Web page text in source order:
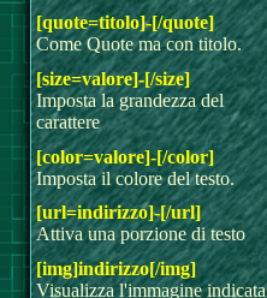
[quote=titolo]-[/quote]
Come Quote ma con titolo.
[size=valore]-[/size]
Imposta la grandezza del
carattere
[color=valore]-[/color]
Imposta il colore del testo.
[url=indirizzo]-[/url]
Attiva una porzione di testo
[img]indirizzo[/img]
Visualizza l'immagine indicata